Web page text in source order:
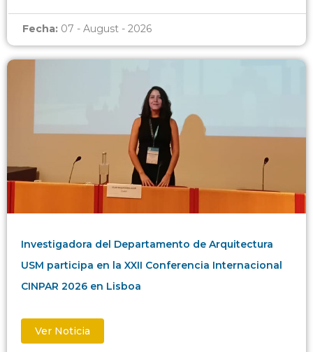
Fecha: 07 - August - 2026
Investigadora del Departamento de Arquitectura
USM participa en la XXII Conferencia Internacional
CINPAR 2026 en Lisboa
Ver Noticia